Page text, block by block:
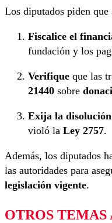
Los diputados piden que
Fiscalice el
fundación y los
Verifique que las
21440 sobre
Exija la disolución
violó la Ley 2757.
Además, los diputados
las autoridades para
legislación vigente.
OTROS TEMAS